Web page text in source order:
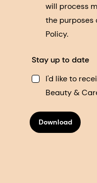
will process
the purposes
Policy.
Stay up to date
I'd like to
Beauty &
Download